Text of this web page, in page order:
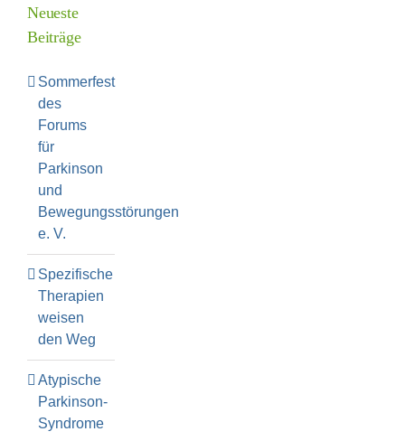
Neueste
Beiträge
Sommerfest
des
Forums
für
Parkinson
und
Bewegungsstörungen
e. V.
Spezifische
Therapien
weisen
den Weg
Atypische
Parkinson-
Syndrome